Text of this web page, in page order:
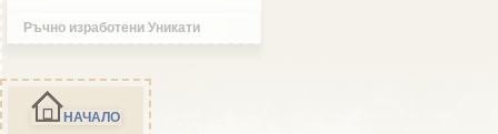
Ръчно изработени Уникати
НАЧАЛО